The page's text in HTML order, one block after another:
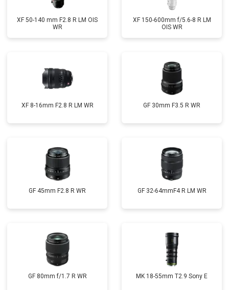
XF 50-140 mm F2.8 R LM OIS
WR
XF 150-600mm f/5.6-8 R LM
OIS WR
XF 8-16mm F2.8 R LM WR GF 30mm F3.5 R WR
GF 45mm F2.8 R WR GF 32-64mmF4 R LM WR
GF 80mm f/1.7 R WR MK 18-55mm T2.9 Sony E